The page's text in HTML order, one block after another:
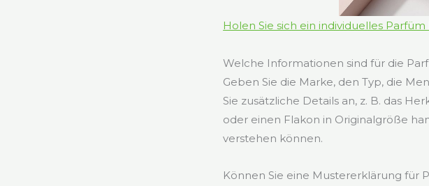
Holen Sie sich ein individuelles
Welche Informationen sind für die
Geben Sie die Marke, den Typ, die
Sie zusätzliche Details an, z. B. das
oder einen Flakon in Originalgröße
verstehen können.
Können Sie eine Mustererklärung für